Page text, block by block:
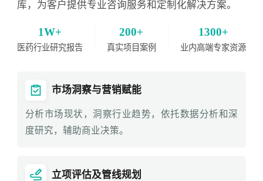
库，为客户提供专业咨询服务和定制化解决方案。
1W+
医药行业研究报告
200+
真实项目案例
1300+
业内高端专家资源
市场洞察与营销赋能
分析市场现状，洞察行业趋势，依托数据分析和深
度研究，辅助商业决策。
立项评估及管线规划